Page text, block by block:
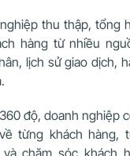
thu thập, tổng
hàng từ nhiều
lịch sử giao dịch,
độ, doanh nghiệp
từng khách hàng,